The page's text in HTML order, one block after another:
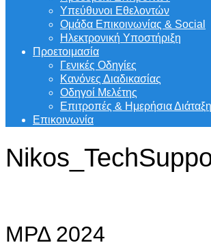
Υπεύθυνοι Εθελοντών
Ομάδα Επικοινωνίας & Social
Ηλεκτρονική Υποστήριξη
Προετοιμασία
Γενικές Οδηγίες
Κανόνες Διαδικασίας
Οδηγοί Μελέτης
Επιτροπές & Ημερήσια Διάταξη
Επικοινωνία
ΜΡΔ 2024